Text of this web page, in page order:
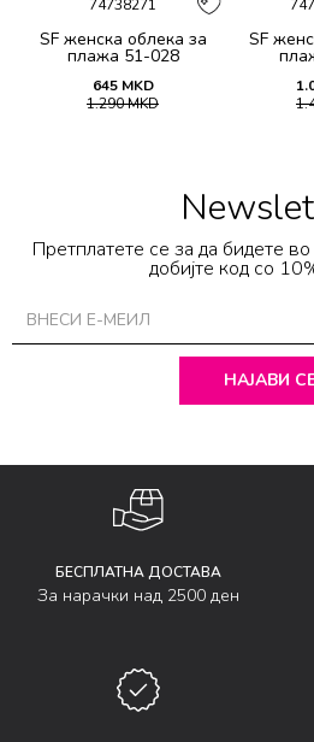
74738271
SF женска облека за
плажа 51-028
645 MKD
1.290MKD
SF
Претплатете се за да бидете
добијте код со
НАЈАВИ
БЕСПЛАТНА ДОСТАВА
За нарачки над 2500 ден